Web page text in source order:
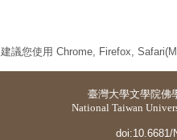
建議您使用 Chrome, Firefox,
臺灣大學文學院佛
National Taiwan
doi:10.6681/